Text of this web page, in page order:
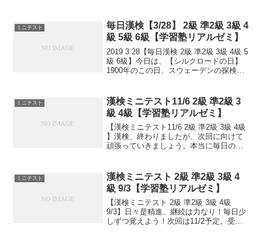
ミニテスト
毎日漢検【3/28】 2級 準2級 3級 4
級 5級 6級【学習塾リアルゼミ】
2019 3 28【毎日漢検 2級 準2級 3級 4級 5
級 6級】今日は、【シルクロードの日】
1900年のこの日、スウェーデンの探検
古代都市・楼蘭が発見されました。【...
ミニテスト
漢検ミニテスト11/6 2級 準2級 3
級 4級【学習塾リアルゼミ】
【漢検ミニテスト11/6 2級 準2級 3級 4級
】漢検、終わりましたが、次回に向けて
頑張っていきましょう。本当に毎日の積
里の道も一歩から。日々是精進、継続は
力なり！...
ミニテスト
漢検ミニテスト 2級 準2級 3級 4
級 9/3【学習塾リアルゼミ】
【漢検ミニテスト 2級 準2級 3級 4級
9/3】日々是精進、継続は力なり！毎日少
しずつ覚えよう！次回は11/2予定。受け